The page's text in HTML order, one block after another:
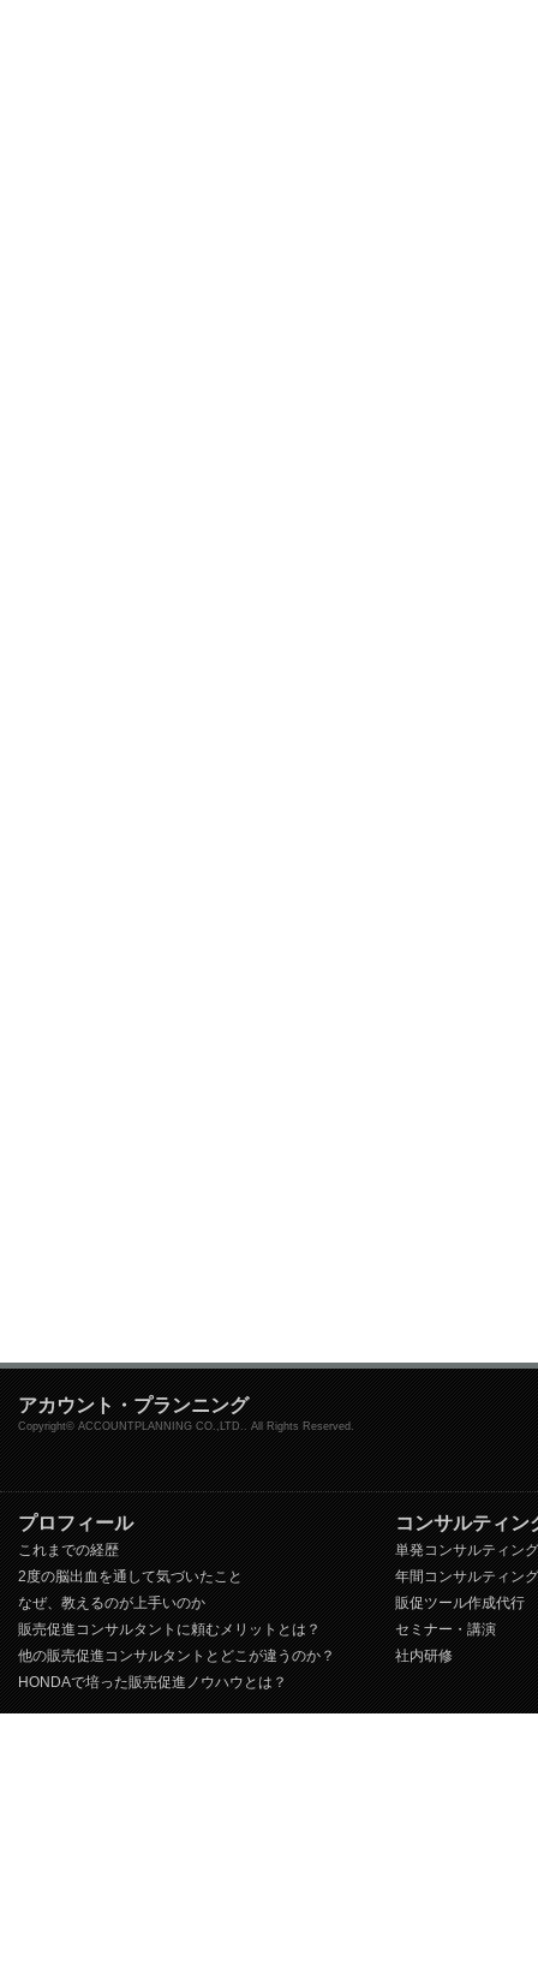
アカウント・プランニング
Copyright© ACCOUNTPLANNING CO.,LTD.. All Rights Reserved.
プロフィール
これまでの経歴
2度の脳出血を通して気づいたこと
なぜ、教えるのが上手いのか
販売促進コンサルタントに頼むメリットとは？
他の販売促進コンサルタントとどこが違うのか？
HONDAで培った販売促進ノウハウとは？
コンサルティン
単発コンサルティング
年間コンサルティング
販促ツール作成代行
セミナー・講演
社内研修